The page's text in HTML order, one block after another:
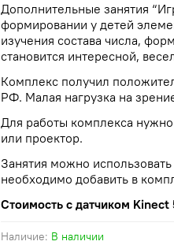
Наличие: В наличии
Дополнительные занятия
формировании у детей
изучения состава числа,
становится интересной,
Комплекс получил
РФ. Малая нагрузка на
Для работы комплекса
или проектор.
Занятия можно
необходимо добавить в
Стоимость с датчиком Kinect